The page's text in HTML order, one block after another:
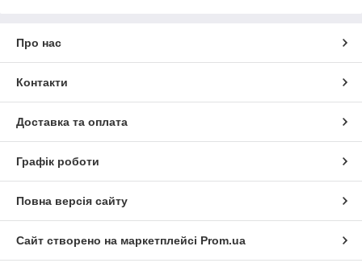
Про нас
Контакти
Доставка та оплата
Графік роботи
Повна версія сайту
Сайт створено на маркетплейсі Prom.ua